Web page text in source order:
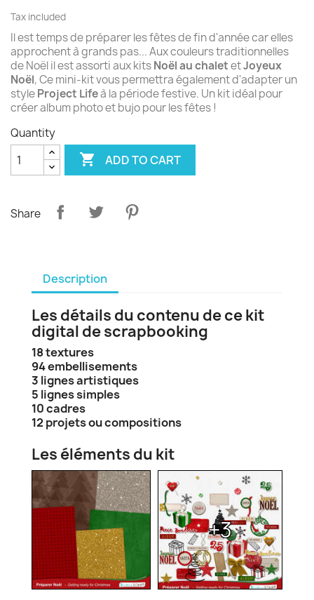
Tax included
Il est temps de préparer les fêtes de fin d'année car elles
approchent à grands pas... Aux couleurs traditionnelles
de Noël il est assorti aux kitsNoël au chaletetJoyeux
Noël, Ce mini-kit vous permettra également d'adapter un
styleProject Lifeà la période festive. Un kit idéal pour
créer album photo et bujo pour les fêtes !
Quantity
 ADD TO CART
Share
Description
Les détails du contenu de ce kit
digital de scrapbooking
18 textures
94 embellisements
3 lignes artistiques
5 lignes simples
10 cadres
12 projets ou compositions
Les éléments du kit
+3